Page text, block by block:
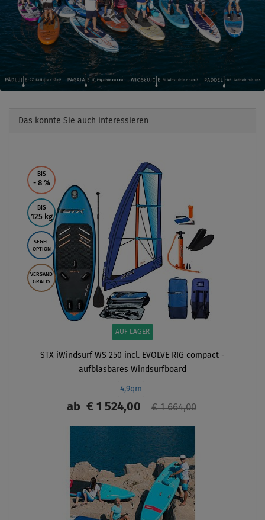
Das könnte Sie auch interessieren
BIS
- 8 %
BIS
125 kg
SEGEL
OPTION
VERSAND
GRATIS
AUF LAGER
STX iWindsurf WS 250 incl. EVOLVE RIG compact -
aufblasbares Windsurfboard
4,9qm
ab € 1 524,00 € 1 664,00